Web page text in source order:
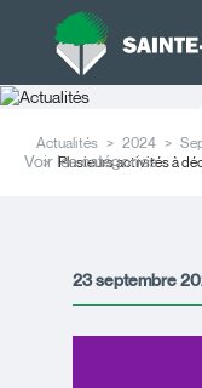
Actualités 2024
Plusieurs activités à
Voir les catégories
23 septembre